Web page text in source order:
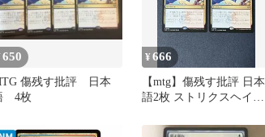
650
傷残す批評 日本
4枚
¥666
【mtg】傷残す批評 日本
語2枚 ストリクスヘイヴ